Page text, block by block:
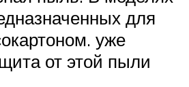
для
уже
от этой пыли